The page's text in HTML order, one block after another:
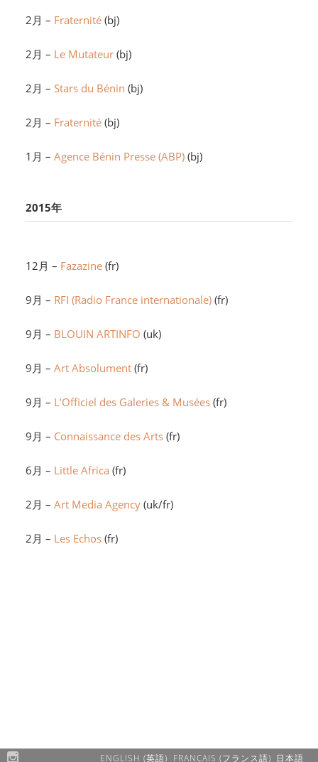
2月 – Fraternité(bj)
2月 – Le Mutateur(bj)
2月 – Stars du Bénin (bj)
2月 – Fraternité(bj)
1月 – Agence Bénin Presse (ABP)(bj)
2015年
12月 – Fazazine(fr)
9月 – RFI (Radio France internationale)(fr)
9月 – BLOUIN ARTINFO (uk)
9月 – Art Absolument(fr)
9月 – L’Officiel des Galeries & Musées(fr)
9月 – Connaissance des Arts(fr)
6月 – Little Africa (fr)
2月 – Art Media Agency(uk/fr)
2月 – Les Echos(fr)
ENGLISH (英語) FRANÇAIS (フランス語) 日本語